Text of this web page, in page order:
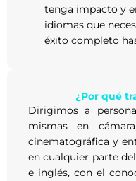
tenga impacto y
idiomas que
éxito completo
¿Por qué
Dirigimos a
mismas en
cinematográfica y
en cualquier parte
e inglés, con el